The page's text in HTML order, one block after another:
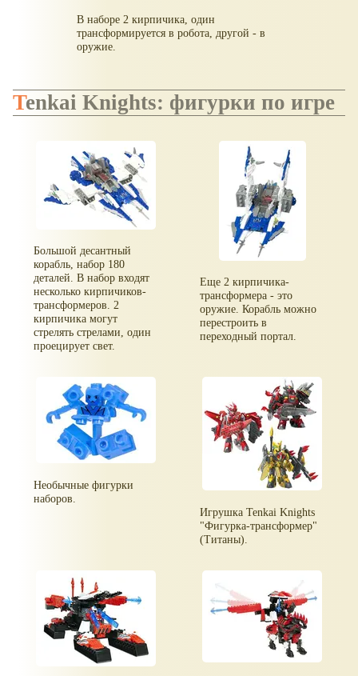
В наборе 2 кирпичика, один
трансформируется в робота, другой - в
оружие.
Tenkai Knights: фигурки по игре
Большой десантный
корабль, набор 180
деталей. В набор входят
несколько кирпичиков-
трансформеров. 2
кирпичика могут
стрелять стрелами, один
проецирует свет.
Еще 2 кирпичика-
трансформера - это
оружие. Корабль можно
перестроить в
переходный портал.
Необычные фигурки
наборов.
Игрушка Tenkai Knights
"Фигурка-трансформер"
(Титаны).